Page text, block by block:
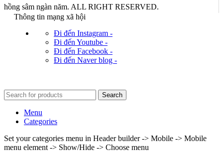
hồng sâm ngàn năm. ALL RIGHT RESERVED.
Thông tin mạng xã hội
Đi đến Instagram -
Đi đến Youtube -
Đi đến Facebook -
Đi đến Naver blog -
Search
Menu
Categories
Set your categories menu in Header builder -> Mobile -> Mobile
menu element -> Show/Hide -> Choose menu